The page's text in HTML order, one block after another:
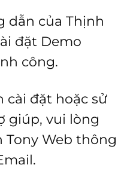
dẫn của Thịnh
đặt Demo
công.
cài đặt hoặc sử
giúp, vui lòng
Tony Web thông